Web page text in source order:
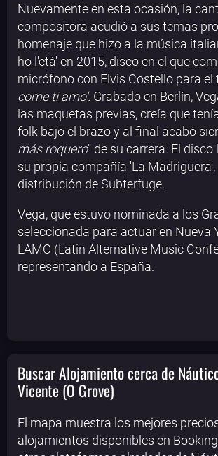
Nuevamente en esta ocasión, la
compositora acudió a sus temas
homenaje que hizo a la música
ho l'età' en 2015, disco en el que
micrófono con Elvis Costello para el
come ti amo'. Grabado en Berlín,
las maquetas previas, creía que
folk bajo el brazo y al final acabó
más roquero" de su carrera. El disco
su propia compañía 'La Madriguera',
distribución de Subterfuge.
Vega, que estuvo nominada a los
seleccionada para actuar en Nueva
LAMC (Latin Alternative Music
representando a España.
Buscar Alojamiento cerca de
Vicente (O Grove)
El mapa muestra los mejores
alojamientos disponibles en